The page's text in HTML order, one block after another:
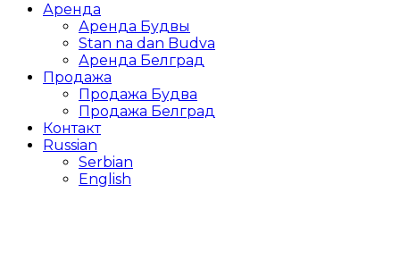
Аренда
Аренда Будвы
Stan na dan Budva
Аренда Белград
Продажа
Продажа Будва
Продажа Белград
Контакт
Russian
Serbian
English